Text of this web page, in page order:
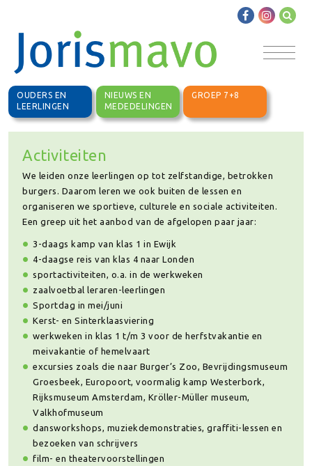
OUDERS EN
LEERLINGEN
NIEUWS EN
MEDEDELINGEN
GROEP 7+8
Activiteiten
We leiden onze leerlingen op tot zelfstandige, betrokken
burgers. Daarom leren we ook buiten de lessen en
organiseren we sportieve, culturele en sociale activiteiten.
Een greep uit het aanbod van de afgelopen paar jaar:
3-daags kamp van klas 1 in Ewijk
4-daagse reis van klas 4 naar Londen
sportactiviteiten, o.a. in de werkweken
zaalvoetbal leraren-leerlingen
Sportdag in mei/juni
Kerst- en Sinterklaasviering
werkweken in klas 1 t/m 3 voor de herfstvakantie en
meivakantie of hemelvaart
excursies zoals die naar Burger’s Zoo, Bevrijdingsmuseum
Groesbeek, Europoort, voormalig kamp Westerbork,
Rijksmuseum Amsterdam, Kröller-Müller museum,
Valkhofmuseum
dansworkshops, muziekdemonstraties, graffiti-lessen en
bezoeken van schrijvers
film- en theatervoorstellingen